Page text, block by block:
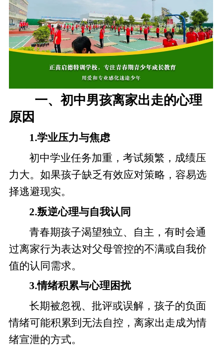
一、初中男孩离家出走的心理
原因
1.学业压力与焦虑
初中学业任务加重，考试频繁，成绩压
力大。如果孩子缺乏有效应对策略，容易选
择逃避现实。
2.叛逆心理与自我认同
青春期孩子渴望独立、自主，有时会通
过离家行为表达对父母管控的不满或自我价
值的认同需求。
3.情绪积累与心理困扰
长期被忽视、批评或误解，孩子的负面
情绪可能积累到无法自控，离家出走成为情
绪宣泄的方式。